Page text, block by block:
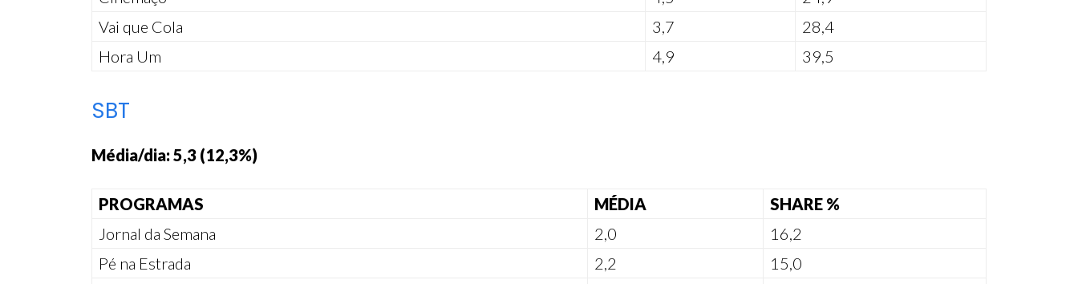
Vai que Cola
3,7
28,4
Hora Um
4,9 39,5
SBT
Média/dia: 5,3 (12,3%)
PROGRAMAS MÉDIA
SHARE %
Jornal da Semana
2,0
16,2
Pé na Estrada
2,2
15,0